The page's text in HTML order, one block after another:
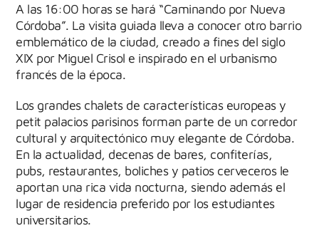
A las 16:00 horas se hará “Caminando por Nueva
Córdoba”. La visita guiada lleva a conocer otro barrio
emblemático de la ciudad, creado a fines del siglo
XIX por Miguel Crisol e inspirado en el urbanismo
francés de la época.
Los grandes chalets de características europeas y
petit palacios parisinos forman parte de un corredor
cultural y arquitectónico muy elegante de Córdoba.
En la actualidad, decenas de bares, confiterías,
pubs, restaurantes, boliches y patios cerveceros le
aportan una rica vida nocturna, siendo además el
lugar de residencia preferido por los estudiantes
universitarios.